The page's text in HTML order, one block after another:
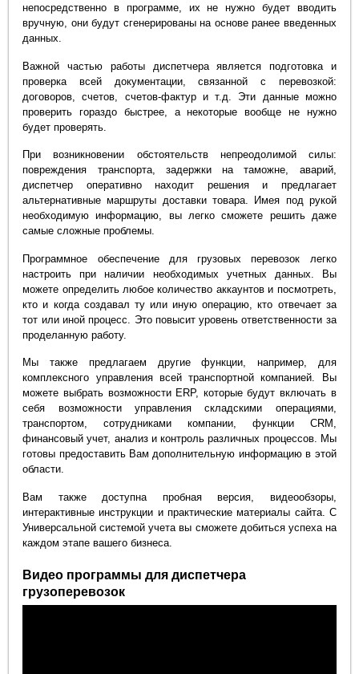
непосредственно в программе, их не нужно будет вводить
вручную, они будут сгенерированы на основе ранее введенных
данных.
Важной частью работы диспетчера является подготовка и
проверка всей документации, связанной с перевозкой:
договоров, счетов, счетов-фактур и т.д. Эти данные можно
проверить гораздо быстрее, а некоторые вообще не нужно
будет проверять.
При возникновении обстоятельств непреодолимой силы:
повреждения транспорта, задержки на таможне, аварий,
диспетчер оперативно находит решения и предлагает
альтернативные маршруты доставки товара. Имея под рукой
необходимую информацию, вы легко сможете решить даже
самые сложные проблемы.
Программное обеспечение для грузовых перевозок легко
настроить при наличии необходимых учетных данных. Вы
можете определить любое количество аккаунтов и посмотреть,
кто и когда создавал ту или иную операцию, кто отвечает за
тот или иной процесс. Это повысит уровень ответственности за
проделанную работу.
Мы также предлагаем другие функции, например, для
комплексного управления всей транспортной компанией. Вы
можете выбрать возможности ERP, которые будут включать в
себя возможности управления складскими операциями,
транспортом, сотрудниками компании, функции CRM,
финансовый учет, анализ и контроль различных процессов. Мы
готовы предоставить Вам дополнительную информацию в этой
области.
Вам также доступна пробная версия, видеообзоры,
интерактивные инструкции и практические материалы сайта. С
Универсальной системой учета вы сможете добиться успеха на
каждом этапе вашего бизнеса.
Видео программы для диспетчера
грузоперевозок